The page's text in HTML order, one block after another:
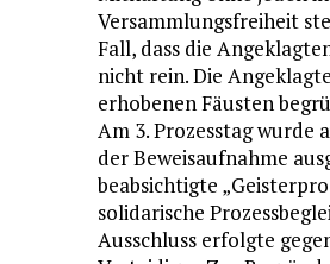
Versammlungsfreiheit
Fall, dass die
nicht rein. Die
erhobenen Fäusten
Am 3. Prozesstag
der Beweisaufnahme
beabsichtigte
solidarische
Ausschluss erfolgte